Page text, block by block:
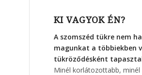
KI VAGYOK ÉN?
A szomszéd tükre nem
magunkat a többiekben
tükröződésként
Minél korlátozottabb, minél